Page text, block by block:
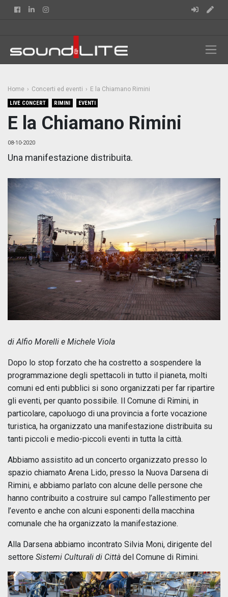
FacebookLinkedin
Home Concerti ed eventi E la Chiamano Rimini
LIVE CONCERT RIMINI EVENTI
E la Chiamano Rimini
08-10-2020
Una manifestazione distribuita.
di Alfio Morelli e Michele Viola
Dopo lo stop forzato che ha costretto a sospendere la
programmazione degli spettacoli in tutto il pianeta, molti
comuni ed enti pubblici si sono organizzati per far ripartire
gli eventi, per quanto possibile. Il Comune di Rimini, in
particolare, capoluogo di una provincia a forte vocazione
turistica, ha organizzato una manifestazione distribuita su
tanti piccoli e medio-piccoli eventi in tutta la città.
Abbiamo assistito ad un concerto organizzato presso lo
spazio chiamato Arena Lido, presso la Nuova Darsena di
Rimini, e abbiamo parlato con alcune delle persone che
hanno contribuito a costruire sul campo l’allestimento per
l’evento e anche con alcuni esponenti della macchina
comunale che ha organizzato la manifestazione.
Alla Darsena abbiamo incontrato Silvia Moni, dirigente del
settore Sistemi Culturali di Città del Comune di Rimini.